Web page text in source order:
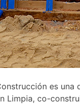
es
Limpia, co-